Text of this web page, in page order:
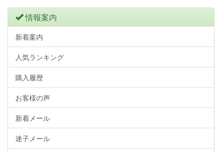
情報案内
新着案内
人気ランキング
購入履歴
お客様の声
新着メール
迷子メール